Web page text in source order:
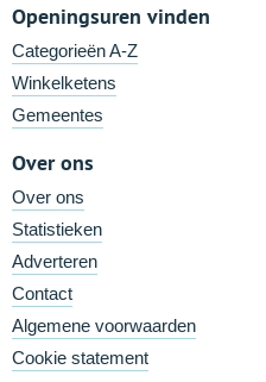
Openingsuren vinden
Categorieën A-Z
Winkelketens
Gemeentes
Over ons
Over ons
Statistieken
Adverteren
Contact
Algemene voorwaarden
Cookie statement